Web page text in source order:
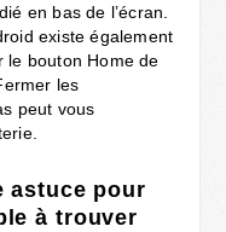
en bas de l’écran.
existe également
le bouton Home de
les
peut vous
astuce pour
à trouver